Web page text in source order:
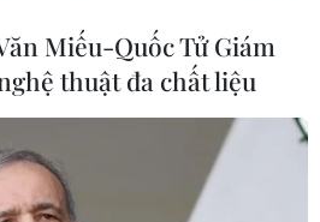
Miếu-Quốc Tử Giám
thuật đa chất liệu